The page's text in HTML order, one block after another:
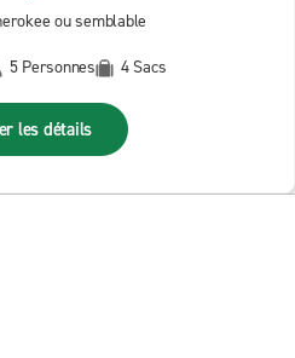
ou semblable
5 Personnes 4 Sacs
les détails